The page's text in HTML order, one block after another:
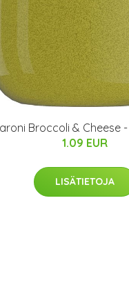
Broccoli & Cheese -
1.09 EUR
LISÄTIETOJA